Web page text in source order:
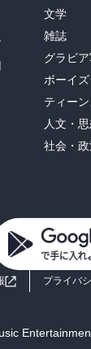
文学
雑誌
グラビ
ボーイ
ティー
人文・
社会・
プライバ